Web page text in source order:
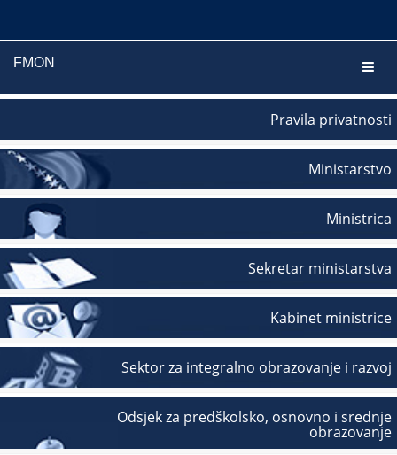
FMON
Pravila privatnosti
Ministarstvo
Ministrica
Sekretar ministarstva
Kabinet ministrice
Sektor za integralno obrazovanje i razvoj
Odsjek za predškolsko, osnovno i srednje
obrazovanje